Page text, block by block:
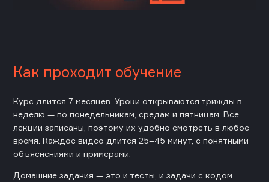
Как проходит обучение
Курс длится 7 месяцев. Уроки открываются трижды в
неделю — по понедельникам, средам и пятницам. Все
лекции записаны, поэтому их удобно смотреть в любое
время. Каждое видео длится 25–45 минут, с понятными
объяснениями и примерами.
Домашние задания — это и тесты, и задачи с кодом.